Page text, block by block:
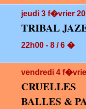
jeudi 3 f�vrier
TRIBAL
22h00 - 8 / 6 �
vendredi 4
BALLES &